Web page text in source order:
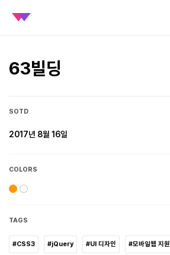
63빌딩
SOTD
2017년 8월 16일
COLORS
TAGS
#CSS3 #jQuery #UI 디자인 #모바일웹 지원